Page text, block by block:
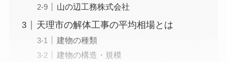
山の辺工務株式会社
天理市の解体工事の平均相場とは
建物の種類
建物の構造・規模